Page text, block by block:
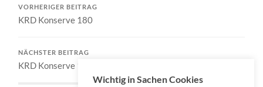
VORHERIGER BEITRAG
KRD Konserve 180
NÄCHSTER BEITRAG
KRD Konserve 182
Wichtig in Sachen Cookies